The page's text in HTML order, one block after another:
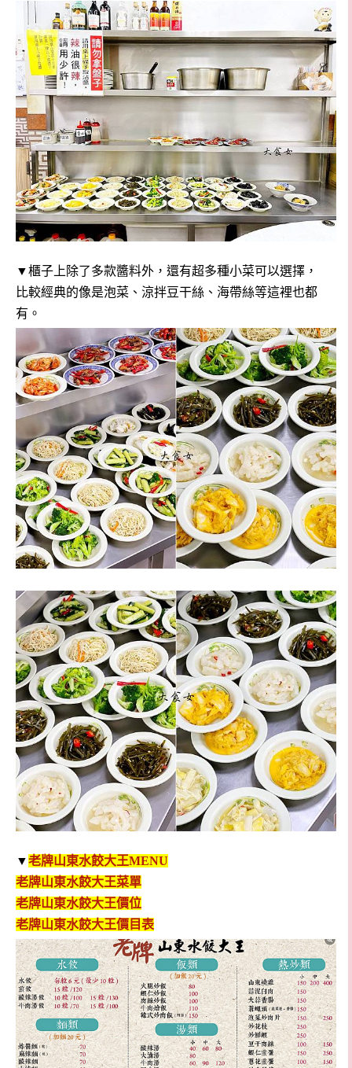
▼櫃子上除了多款醬料外，還有超多種小菜可以選擇，
比較經典的像是泡菜、涼拌豆干絲、海帶絲等這裡也都
有。
▼老牌山東水餃大王MENU
老牌山東水餃大王菜單
老牌山東水餃大王價位
老牌山東水餃大王價目表